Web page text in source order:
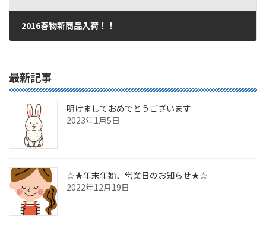
2016春物新商品入荷！！
最新記事
明けましておめでとうございます
2023年1月5日
☆★年末年始、営業日のお知らせ★☆
2022年12月19日